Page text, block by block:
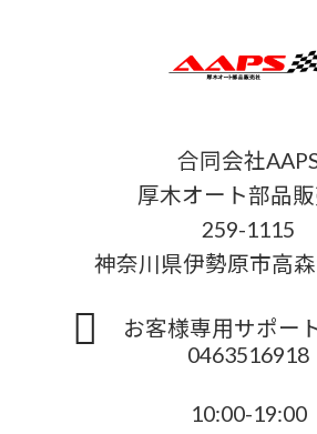
合同会社
厚木オート部品
259-1115
神奈川県伊勢原市高
お客様専用サポー
0463516918
10:00-19:00